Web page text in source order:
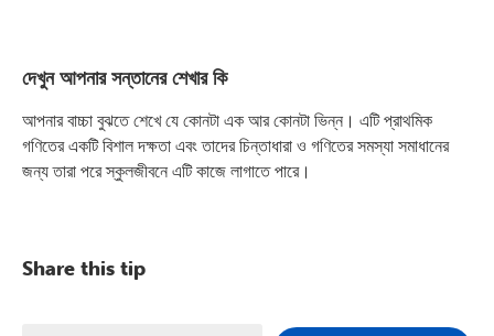
দেখুন আপনার সন্তানের শেখার কি
আপনার বাচ্চা বুঝতে শেখে যে কোনটা এক আর কোনটা ভিন্ন। এটি প্রাথমিক
গণিতের একটি বিশাল দক্ষতা এবং তাদের চিন্তাধারা ও গণিতের সমস্যা সমাধানের
জন্য তারা পরে স্কুলজীবনে এটি কাজে লাগাতে পারে।
Share this tip